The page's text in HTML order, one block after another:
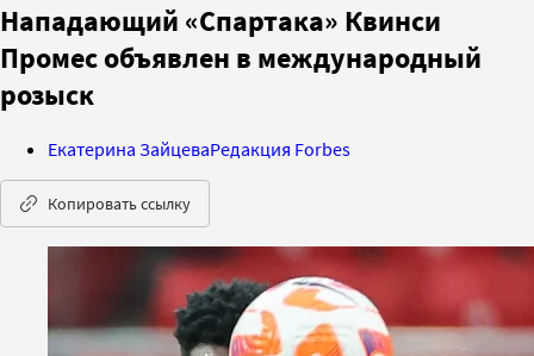
Нападающий «Спартака» Квинси
Промес объявлен в международный
розыск
Екатерина ЗайцеваРедакция Forbes
Копировать ссылку